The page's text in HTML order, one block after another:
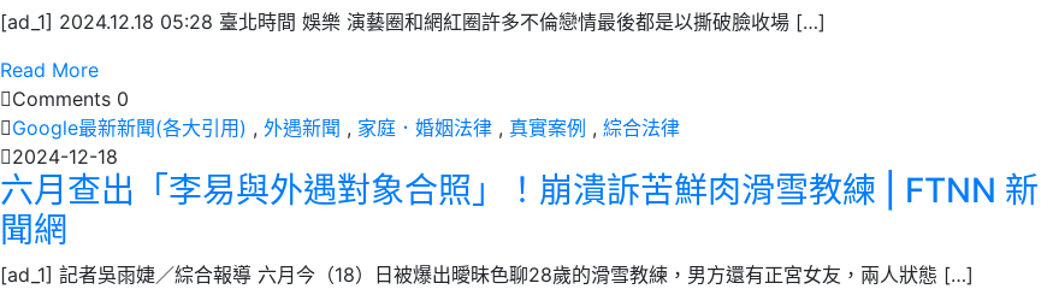
[ad_1] 2024.12.18 05:28 臺北時間 娛樂 演藝圈和網紅圈許多不倫戀情最後都是以撕破臉收場 […]
Read More
Comments 0
Google最新新聞(各大引用) , 外遇新聞 , 家庭．婚姻法律 , 真實案例 , 綜合法律
2024-12-18
六月查出「李易與外遇對象合照」！崩潰訴苦鮮肉滑雪教練 | FTNN 新
聞網
[ad_1] 記者吳雨婕／綜合報導 六月今（18）日被爆出曖昧色聊28歲的滑雪教練，男方還有正宮女友，兩人狀態 […]